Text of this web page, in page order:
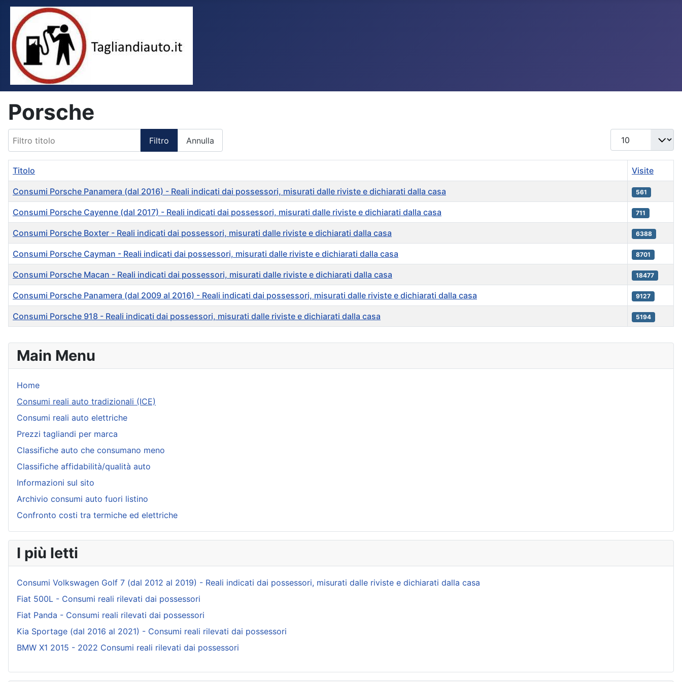
Main Menu
Home
Consumi reali auto tradizionali (ICE)
Consumi reali auto elettriche
Prezzi tagliandi per marca
Classifiche auto che consumano meno
Classifiche affidabilità/qualità auto
Informazioni sul sito
Archivio consumi auto fuori listino
Confronto costi tra termiche ed elettriche
I più letti
Consumi Volkswagen Golf 7 (dal 2012 al 2019) - Reali indicati dai possessori, misurati dalle riviste e dichiarati dalla casa
Fiat 500L - Consumi reali rilevati dai possessori
Fiat Panda - Consumi reali rilevati dai possessori
Kia Sportage (dal 2016 al 2021) - Consumi reali rilevati dai possessori
BMW X1 2015 - 2022 Consumi reali rilevati dai possessori
Porsche
Filtro Annulla
Visualizza n.
Titolo Visite
Consumi Porsche Panamera (dal 2016) - Reali indicati dai possessori, misurati dalle riviste e dichiarati dalla casa 561
Consumi Porsche Cayenne (dal 2017) - Reali indicati dai possessori, misurati dalle riviste e dichiarati dalla casa 711
Consumi Porsche Boxter - Reali indicati dai possessori, misurati dalle riviste e dichiarati dalla casa 6388
Consumi Porsche Cayman - Reali indicati dai possessori, misurati dalle riviste e dichiarati dalla casa 8701
Consumi Porsche Macan - Reali indicati dai possessori, misurati dalle riviste e dichiarati dalla casa 18477
Consumi Porsche Panamera (dal 2009 al 2016) - Reali indicati dai possessori, misurati dalle riviste e dichiarati dalla casa 9127
Consumi Porsche 918 - Reali indicati dai possessori, misurati dalle riviste e dichiarati dalla casa 5194